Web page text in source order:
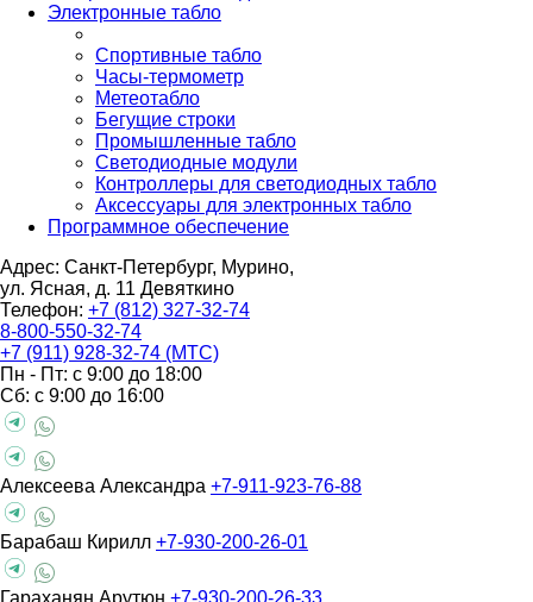
Электронные табло
Спортивные табло
Часы-термометр
Метеотабло
Бегущие строки
Промышленные табло
Светодиодные модули
Контроллеры для светодиодных табло
Аксессуары для электронных табло
Программное обеспечение
Адрес: Санкт-Петербург, Мурино,
ул. Ясная, д. 11 Девяткино
Телефон: +7 (812) 327-32-74
8-800-550-32-74
+7 (911) 928-32-74 (МТС)
Пн - Пт: с 9:00 до 18:00
Сб: с 9:00 до 16:00
Алексеева Александра +7-911-923-76-88
Барабаш Кирилл +7-930-200-26-01
Гараханян Арутюн +7-930-200-26-33